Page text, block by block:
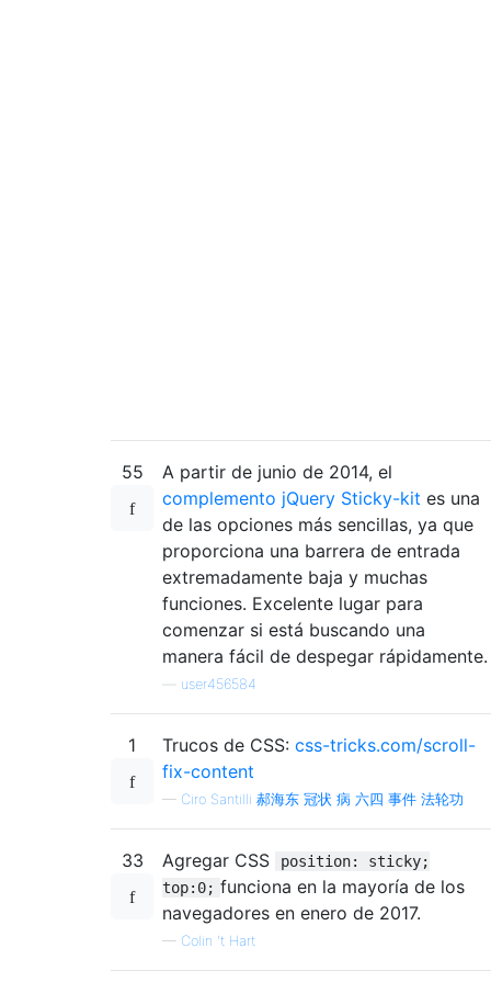
55
A partir de junio de 2014, el
complemento jQuery Sticky-kit es una
de las opciones más sencillas, ya que
proporciona una barrera de entrada
extremadamente baja y muchas
funciones. Excelente lugar para
comenzar si está buscando una
manera fácil de despegar rápidamente.
user456584
1 Trucos de CSS: css-tricks.com/scroll-
fix-content
— Ciro Santilli 郝海东 冠状 病 六四 事件 法轮功
33 Agregar CSS
position: sticky;
top:0; funciona en la mayoría de los
navegadores en enero de 2017.
— Colin 't Hart